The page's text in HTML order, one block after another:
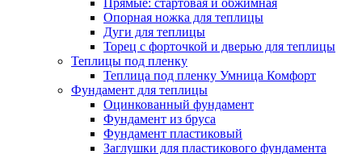
Опорная ножка для теплицы
Дуги для теплицы
Торец с форточкой и дверью для теплицы
Теплицы под пленку
Теплица под пленку Умница Комфорт
Фундамент для теплицы
Оцинкованный фундамент
Фундамент из бруса
Фундамент пластиковый
Заглушки для пластикового фундамента